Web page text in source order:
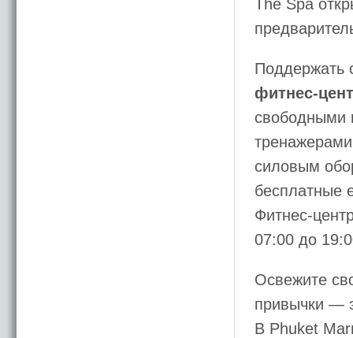
The Spa
Поддержать
фитнес-
свободными
силовым
бесплатные
Фитнес-
07:00 до
Освежите
привычки —
В Phuket